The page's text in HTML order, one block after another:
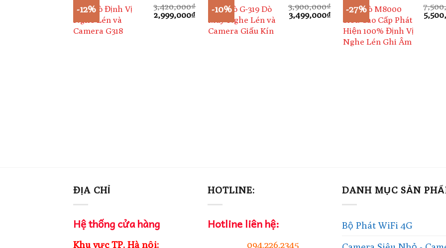
-12%
Máy Dò Định Vị
Nghe Lén và
Camera G318
3,420,000₫
Giá
gốc
2,999,000₫
hiện
-10%
Máy Dò G-319 Dò
Máy Nghe Lén và
Camera Giấu Kín
3,900,000₫
Giá
gốc
3,499,000₫Giá
hiện
3,499,000₫.
-27%
Máy Dò M8000
Siêu Cao Cấp Phát
Hiện 100% Định Vị
Nghe Lén Ghi Âm
Giá
ĐỊA CHỈ
Hệ thống cửa hàng
Khu vực TP. Hà nội:
HOTLINE:
Hotline liên hệ:
094.226.2345
DANH MỤC SẢN
Bộ Phát WiFi 4G